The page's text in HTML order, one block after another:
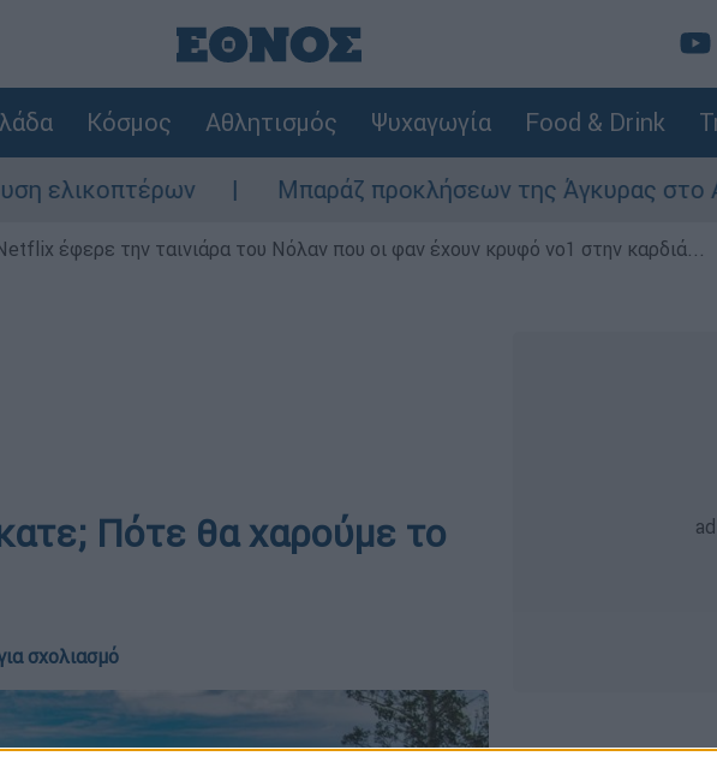
Κόσμος Αθλητισμός Ψυχαγωγία Food & Drink
Μπαράζ προκλήσεων της Άγκυρας στο
έφερε την ταινιάρα του Νόλαν που οι φαν έχουν κρυφό νο1 στην καρδιά...
Πότε θα χαρούμε το
σχολιασμό